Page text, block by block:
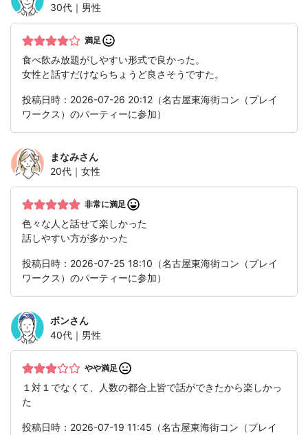
30代｜男性
満足
食べ飲み放題がしやすい形式で良かった。
女性と話すだけならちょうど良さそうですた。
投稿日時：2026-07-26 20:12（名古屋東海街コン（プレイ
ワークス）のパーティーに参加）
まなみさん
20代｜女性
非常に満足
色々な人と話せて楽しかった
話しやすい方が多かった
投稿日時：2026-07-25 18:10（名古屋東海街コン（プレイ
ワークス）のパーティーに参加）
ボンさん
40代｜男性
やや満足
１対１でなくて、人数の都合上皆で話ができたから楽しかっ
た
投稿日時：2026-07-19 11:45（名古屋東海街コン（プレイ